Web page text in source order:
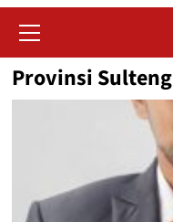
Menu
Provinsi Sulteng